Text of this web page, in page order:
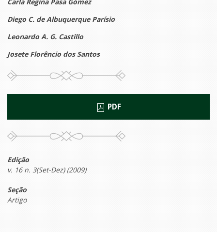
Carla Regina Pasa Gómez
Diego C. de Albuquerque Parísio
Leonardo A. G. Castillo
Josete Florêncio dos Santos
PDF
Edição
v. 16 n. 3(Set-Dez) (2009)
Seção
Artigo